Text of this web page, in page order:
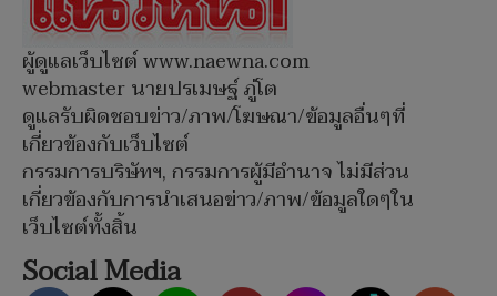
ผู้ดูแลเว็บไซต์ www.naewna.com
webmaster นายปรเมษฐ์ ภู่โต
ดูแลรับผิดชอบข่าว/ภาพ/โฆษณา/ข้อมูลอื่นๆที่
เกี่ยวข้องกับเว็บไซต์
กรรมการบริษัทฯ, กรรมการผู้มีอำนาจ ไม่มีส่วน
เกี่ยวข้องกับการนำเสนอข่าว/ภาพ/ข้อมูลใดๆใน
เว็บไซต์ทั้งสิ้น
Social Media